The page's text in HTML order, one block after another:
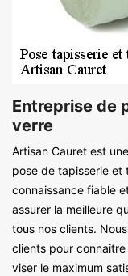
Entreprise de
verre
Artisan Cauret est
pose de tapisserie et
connaissance fiable
assurer la meilleure
tous nos clients.
clients pour
viser le maximum